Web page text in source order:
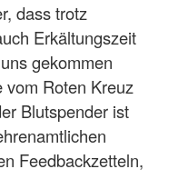
dass trotz
Erkältungszeit
gekommen
vom Roten Kreuz
Blutspender ist
Feedbackzetteln,